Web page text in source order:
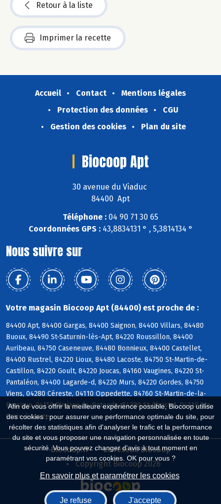
Afin de vous offrir la meilleure expérience possible, Biocoop utilise
des cookies : pour assurer une performance optimale du site, pour
récolter des statistiques afin d'analyser le trafic et la performance
du site et vous proposer une navigation personnalisée en toute
sécurité. Vous pouvez changer d'avis à tout moment en
paramétrant vos cookies. OK pour vous ?
En savoir plus et paramétrer les cookies
Je refuse J'accepte
Retour à la liste
Imprimer la recette
Accueil Contact
Mentions légales
Protection des données
CGU
Gestion des cookies
Plan du site
Biocoop Apt
30 avenue du Viaduc
84400 Apt
Téléphone : 04 90 71 30 65
Coordonnées GPS :43,8834131 ° , 5,3814134 °
Nous suivre sur
Votre magasin Biocoop Apt (84400) est proche de :
84400 Apt, 84400 Gargas, 84400 Saignon, 84400 Villars, 84480
Buoux, 84490 St-Saturnin-lès-Apt, 84220 Roussillon, 84400
Auribeau, 84750 Caseneuve, 84480 Bonnieux, 84400 Castellet,
84400 Rustrel, 84220 Lioux, 84480 Lacoste, 84750 St-Martin-de-
Castillon, 84220 Goult, 84220 Joucas, 84160 Vaugines, 84220 St-
Pantaléon, 84400 Lagarde-d, 84220 Murs, 84220 Gordes, 84750
Viens, 04280 Céreste, 04110 Oppedette, 84760 St-Martin-de-la-
Brasque, 04150 Simiane-la-Rotonde, 84390 St-Christol, 04110 Ste-
Croix-à-Lauze
Biocoop.fr
Le réseau Biocoop
Copyright Biocoop 2026